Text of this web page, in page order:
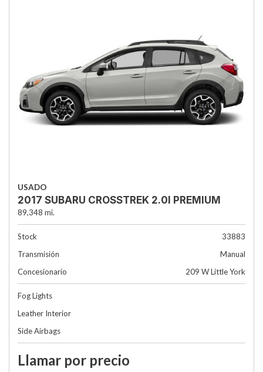
USADO
2017 SUBARU CROSSTREK 2.0I PREMIUM
89,348 mi.
Stock
33883
Transmisión
Manual
Concesionario
209 W Little York
Fog Lights
Leather Interior
Side Airbags
Llamar por precio